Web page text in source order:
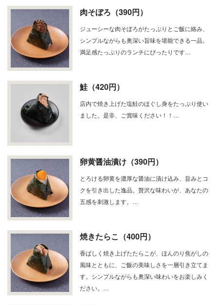
肉そぼろ（390円）
ジューシーな肉そぼろがたっぷりとご飯に絡み、
シンプルながらも奥深い旨味を堪能できる一品。
満足感たっぷりのランチにぴったりです…
鮭（420円）
店内で焼き上げた塩鮭のほぐし身をたっぷり使い
ました。是非、ご賞味ください！！…
卵黄醤油漬け（390円）
とろける卵黄を濃厚な醤油に漬け込み、旨みとコ
クを引き出した逸品。贅沢な味わいが、あなたの
五感を刺激します。…
焼きたらこ（400円）
香ばしく焼き上げたたらこが、ほんのり焦がしの
風味とともに、ご飯の美味しさを一層引き立てま
す。シンプルながらも奥深い味わいをお楽しみく
ださい。…